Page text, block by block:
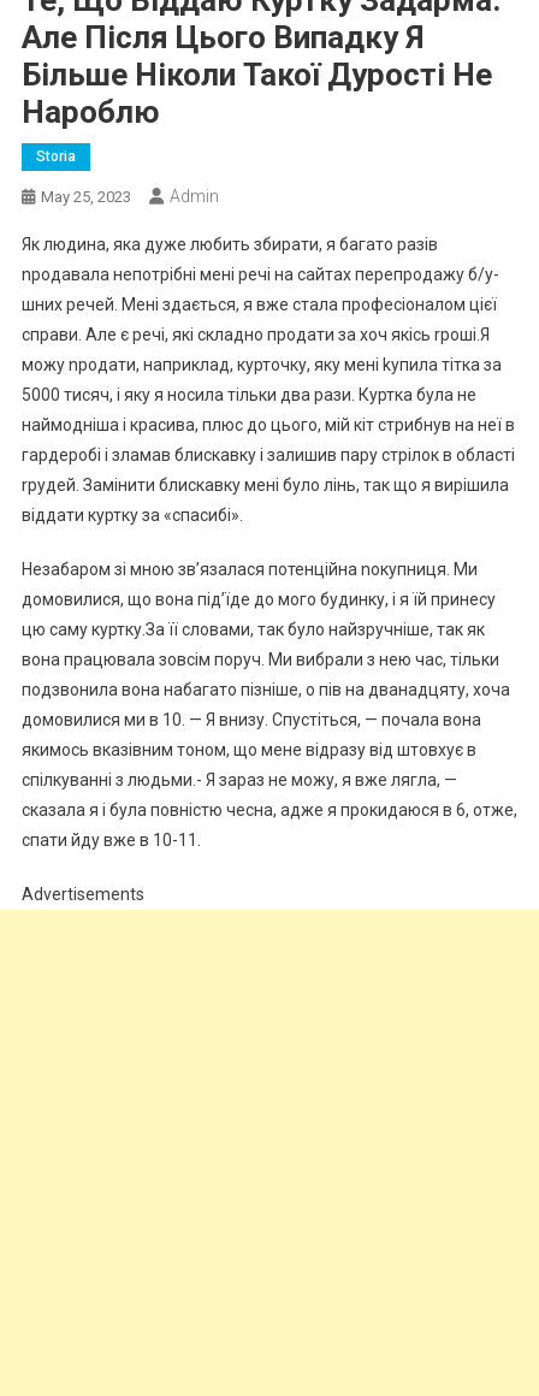
Але Після Цього Випадку Я
Більше Ніколи Такої Дурості Не
Нароблю
Storia
May 25, 2023 Admin
Як людина, яка дуже любить збирати, я багато разів
nродавала непотрібні мені речі на сайтах перепродажу б/у-
шних речей. Мені здається, я вже стала професіоналом цієї
справи. Але є речі, які складно продати за хоч якісь rроші.Я
можу nродати, наприклад, курточку, яку мені kупила тітка за
5000 тисяч, і яку я носила тільки два рази. Куртка була не
наймодніша і красива, плюс до цього, мій кіт стрибнув на неї в
гардеробі і зламав блискавку і залишив пару стрілок в області
rрудей. Замінити блискавку мені було лінь, так що я вирішила
віддати куртку за «спасибі».
Незабаром зі мною зв’язалася потенційна nокупниця. Ми
домовилися, що вона під’їде до мого будинку, і я їй принесу
цю саму куртку.За її словами, так було найзручніше, так як
вона працювала зовсім поруч. Ми вибрали з нею час, тільки
подзвонила вона набагато пізніше, о пів на дванадцяту, хоча
домовилися ми в 10. — Я внизу. Спустіться, — почала вона
якимось вказівним тоном, що мене відразу від штовхує в
спілкуванні з людьми.- Я зараз не можу, я вже лягла, —
сказала я і була повністю чесна, адже я прокидаюся в 6, отже,
спати йду вже в 10-11.
Advertisements